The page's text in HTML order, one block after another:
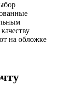
на обложке